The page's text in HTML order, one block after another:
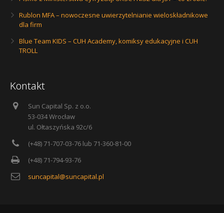
Rublon MFA – nowoczesne uwierzytelnianie wieloskładnikowe
dla firm
Blue Team KIDS – CUH Academy, komiksy edukacyjne i CUH
TROLL
Kontakt
Sun Capital Sp. z o.o.
53-034 Wrocław
ul. Ołtaszyńska 92c/6
(+48) 71-707-03-76 lub 71-360-81-00
(+48) 71-794-93-76
suncapital@suncapital.pl